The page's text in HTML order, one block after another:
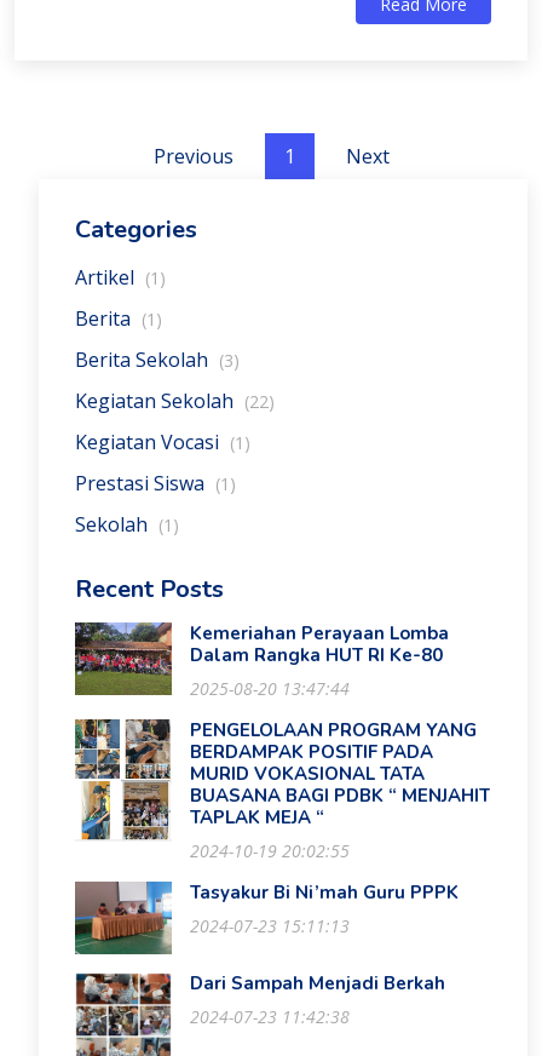
Previous 1 Next
Categories
Artikel (1)
Berita (1)
Berita Sekolah (3)
Kegiatan Sekolah (22)
Kegiatan Vocasi (1)
Prestasi Siswa (1)
Sekolah (1)
Recent Posts
Kemeriahan Perayaan Lomba
Dalam Rangka HUT RI Ke-80
2025-08-20 13:47:44
PENGELOLAAN PROGRAM YANG
BERDAMPAK POSITIF PADA
MURID VOKASIONAL TATA
BUASANA BAGI PDBK “ MENJAHIT
TAPLAK MEJA “
2024-10-19 20:02:55
Tasyakur Bi Ni’mah Guru PPPK
2024-07-23 15:11:13
Dari Sampah Menjadi Berkah
2024-07-23 11:42:38